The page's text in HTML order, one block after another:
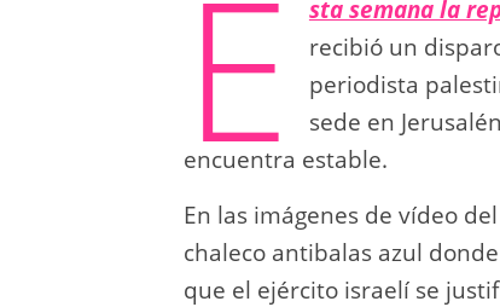
E sta semana la
recibió un
periodista
sede en
encuentra estable.
En las imágenes de vídeo
chaleco antibalas azul
que el ejército israelí se